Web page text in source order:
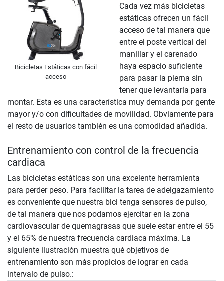
Bicicletas Estáticas con fácil
acceso
Cada vez más bicicletas
estáticas ofrecen un fácil
acceso de tal manera que
entre el poste vertical del
manillar y el carenado
haya espacio suficiente
para pasar la pierna sin
tener que levantarla para
montar. Esta es una característica muy demanda por gente
mayor y/o con dificultades de movilidad. Obviamente para
el resto de usuarios también es una comodidad añadida.
Entrenamiento con control de la frecuencia
cardiaca
Las bicicletas estáticas son una excelente herramienta
para perder peso. Para facilitar la tarea de adelgazamiento
es conveniente que nuestra bici tenga sensores de pulso,
de tal manera que nos podamos ejercitar en la zona
cardiovascular de quemagrasas que suele estar entre el 55
y el 65% de nuestra frecuencia cardiaca máxima. La
siguiente ilustración muestra qué objetivos de
entrenamiento son más propicios de lograr en cada
intervalo de pulso.: